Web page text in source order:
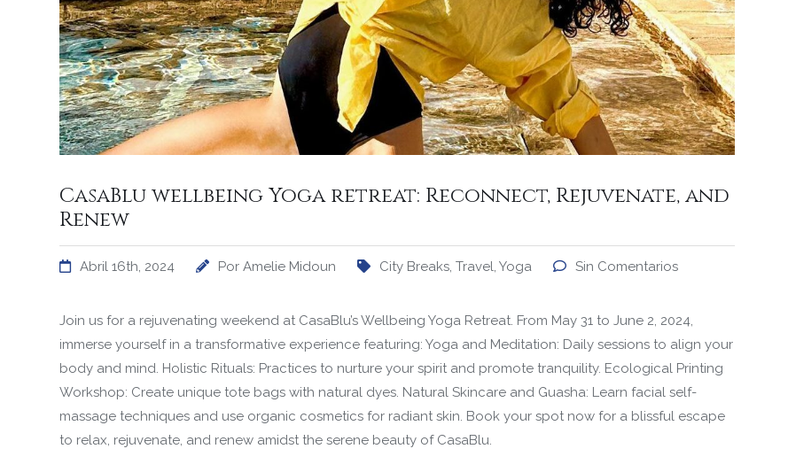
CasaBlu wellbeing Yoga retreat: Reconnect, Rejuvenate, and
Renew
Abril 16th, 2024 Por Amelie Midoun City Breaks, Travel, Yoga Sin Comentarios
Join us for a rejuvenating weekend at CasaBlu’s Wellbeing Yoga Retreat. From May 31 to June 2, 2024,
immerse yourself in a transformative experience featuring: Yoga and Meditation: Daily sessions to align your
body and mind. Holistic Rituals: Practices to nurture your spirit and promote tranquility. Ecological Printing
Workshop: Create unique tote bags with natural dyes. Natural Skincare and Guasha: Learn facial self-
massage techniques and use organic cosmetics for radiant skin. Book your spot now for a blissful escape
to relax, rejuvenate, and renew amidst the serene beauty of CasaBlu.